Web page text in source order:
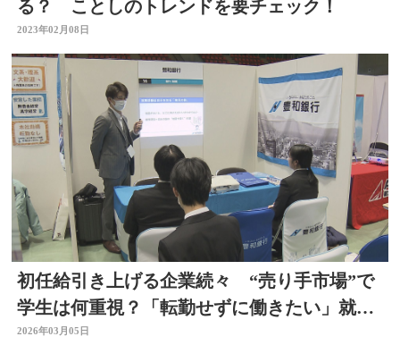
る？ ことしのトレンドを要チェック！
2023年02月08日
初任給引き上げる企業続々 “売り手市場”で
学生は何重視？「転勤せずに働きたい」就活
解禁 大分
2026年03月05日